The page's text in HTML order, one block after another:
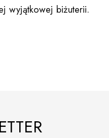
wyjątkowej biżuterii.